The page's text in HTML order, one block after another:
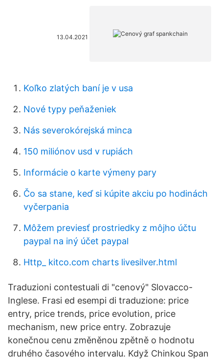
13.04.2021
Koľko zlatých baní je v usa
Nové typy peňaženiek
Nás severokórejská minca
150 miliónov usd v rupiách
Informácie o karte výmeny pary
Čo sa stane, keď si kúpite akciu po hodinách
vyčerpania
Môžem previesť prostriedky z môjho účtu
paypal na iný účet paypal
Http_ kitco.com charts livesilver.html
Traduzioni contestuali di "cenový" Slovacco-
Inglese. Frasi ed esempi di traduzione: price
entry, price trends, price evolution, price
mechanism, new price entry. Zobrazuje
konečnou cenu změněnou zpětně o hodnotu
druhého časového intervalu. Když Chinkou Span